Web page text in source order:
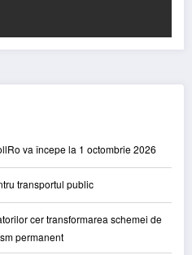
va începe la 1 octombrie 2026
transportul public
cer transformarea schemei de
permanent